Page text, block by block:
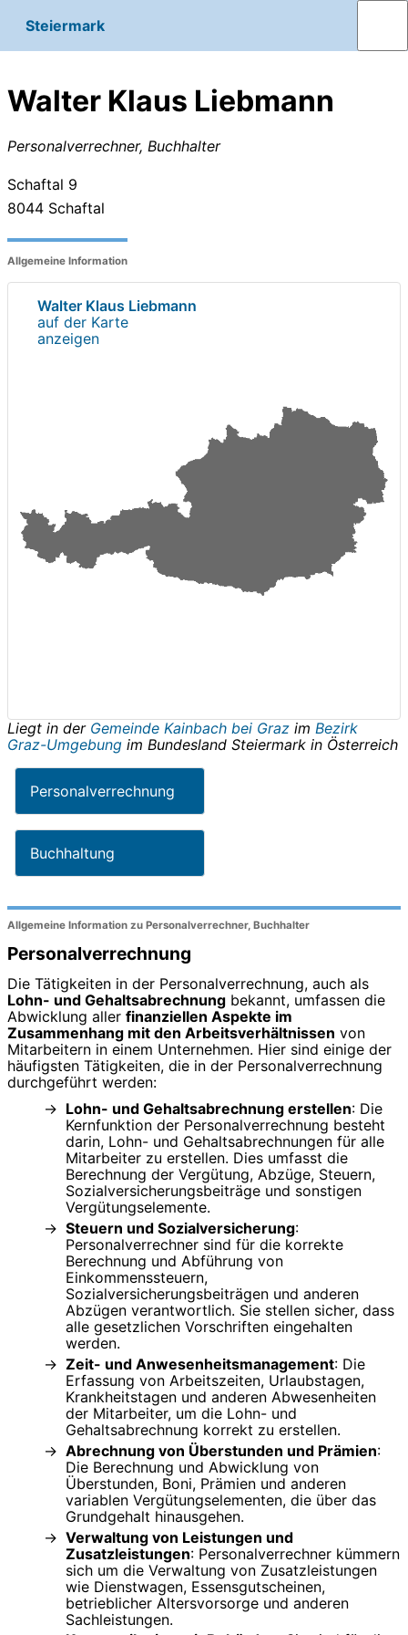
Steiermark
Walter Klaus Liebmann
Personalverrechner, Buchhalter
Schaftal 9
8044 Schaftal
Allgemeine Information
Walter Klaus Liebmann
auf der Karte
anzeigen
Liegt in der Gemeinde Kainbach bei Graz im Bezirk
Graz-Umgebung im Bundesland Steiermark in Österreich
Personalverrechnung
Buchhaltung
Allgemeine Information zu Personalverrechner, Buchhalter
Personalverrechnung
Die Tätigkeiten in der Personalverrechnung, auch als
Lohn- und Gehaltsabrechnung bekannt, umfassen die
Abwicklung aller finanziellen Aspekte im
Zusammenhang mit den Arbeitsverhältnissen von
Mitarbeitern in einem Unternehmen. Hier sind einige der
häufigsten Tätigkeiten, die in der Personalverrechnung
durchgeführt werden:
Lohn- und Gehaltsabrechnung erstellen: Die
Kernfunktion der Personalverrechnung besteht
darin, Lohn- und Gehaltsabrechnungen für alle
Mitarbeiter zu erstellen. Dies umfasst die
Berechnung der Vergütung, Abzüge, Steuern,
Sozialversicherungsbeiträge und sonstigen
Vergütungselemente.
Steuern und Sozialversicherung:
Personalverrechner sind für die korrekte
Berechnung und Abführung von
Einkommenssteuern,
Sozialversicherungsbeiträgen und anderen
Abzügen verantwortlich. Sie stellen sicher, dass
alle gesetzlichen Vorschriften eingehalten
werden.
Zeit- und Anwesenheitsmanagement: Die
Erfassung von Arbeitszeiten, Urlaubstagen,
Krankheitstagen und anderen Abwesenheiten
der Mitarbeiter, um die Lohn- und
Gehaltsabrechnung korrekt zu erstellen.
Abrechnung von Überstunden und Prämien:
Die Berechnung und Abwicklung von
Überstunden, Boni, Prämien und anderen
variablen Vergütungselementen, die über das
Grundgehalt hinausgehen.
Verwaltung von Leistungen und
Zusatzleistungen: Personalverrechner kümmern
sich um die Verwaltung von Zusatzleistungen
wie Dienstwagen, Essensgutscheinen,
betrieblicher Altersvorsorge und anderen
Sachleistungen.